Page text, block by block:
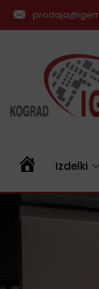
Domov Izdelki